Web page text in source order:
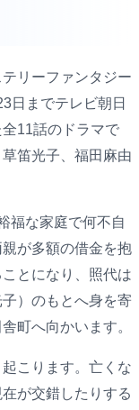
リーファンタジー
日までテレビ朝日
11話のドラマで
笛光子、福田麻由
福な家庭で何不自
が多額の借金を抱
とになり、照代は
）のもとへ身を寄
町へ向かいます。
こります。亡くな
が交錯したりする